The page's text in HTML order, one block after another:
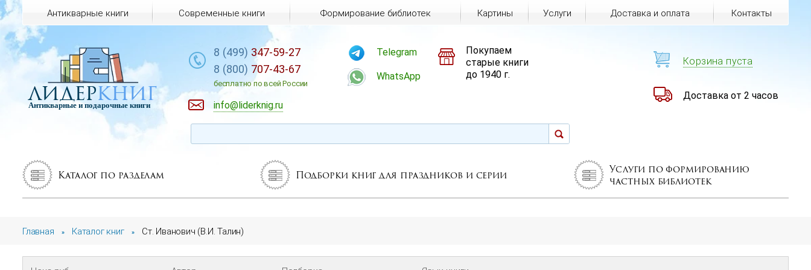
Каталог по разделам Подборки книг для праздников и серии
Услуги по формированию
частных библиотек
Главная » Каталог книг » Ст. Иванович (В.И. Талин)
Антикварные книги Современные книги Формирование библиотек Картины Услуги Доставка и оплата Контакты
лидеркниг
Антикварные и подарочные книги
8 (499) 347-59-27
8 (800) 707-43-67
бесплатно по всей России
info@liderknig.ru
Telegram
WhatsApp
Покупаем
старые книги
до 1940 г.
Корзина пуста
Доставка от 2 часов